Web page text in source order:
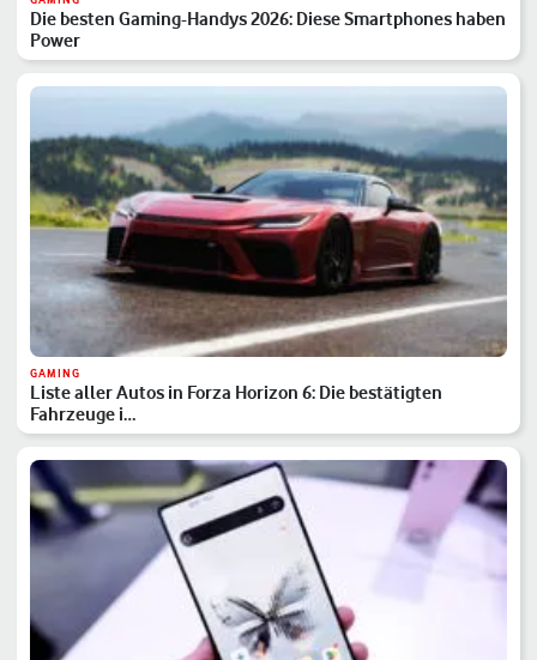
Die besten Gaming-Handys 2026: Diese Smartphones haben
Power
GAMING
Liste aller Autos in Forza Horizon 6: Die bestätigten
Fahrzeuge i…